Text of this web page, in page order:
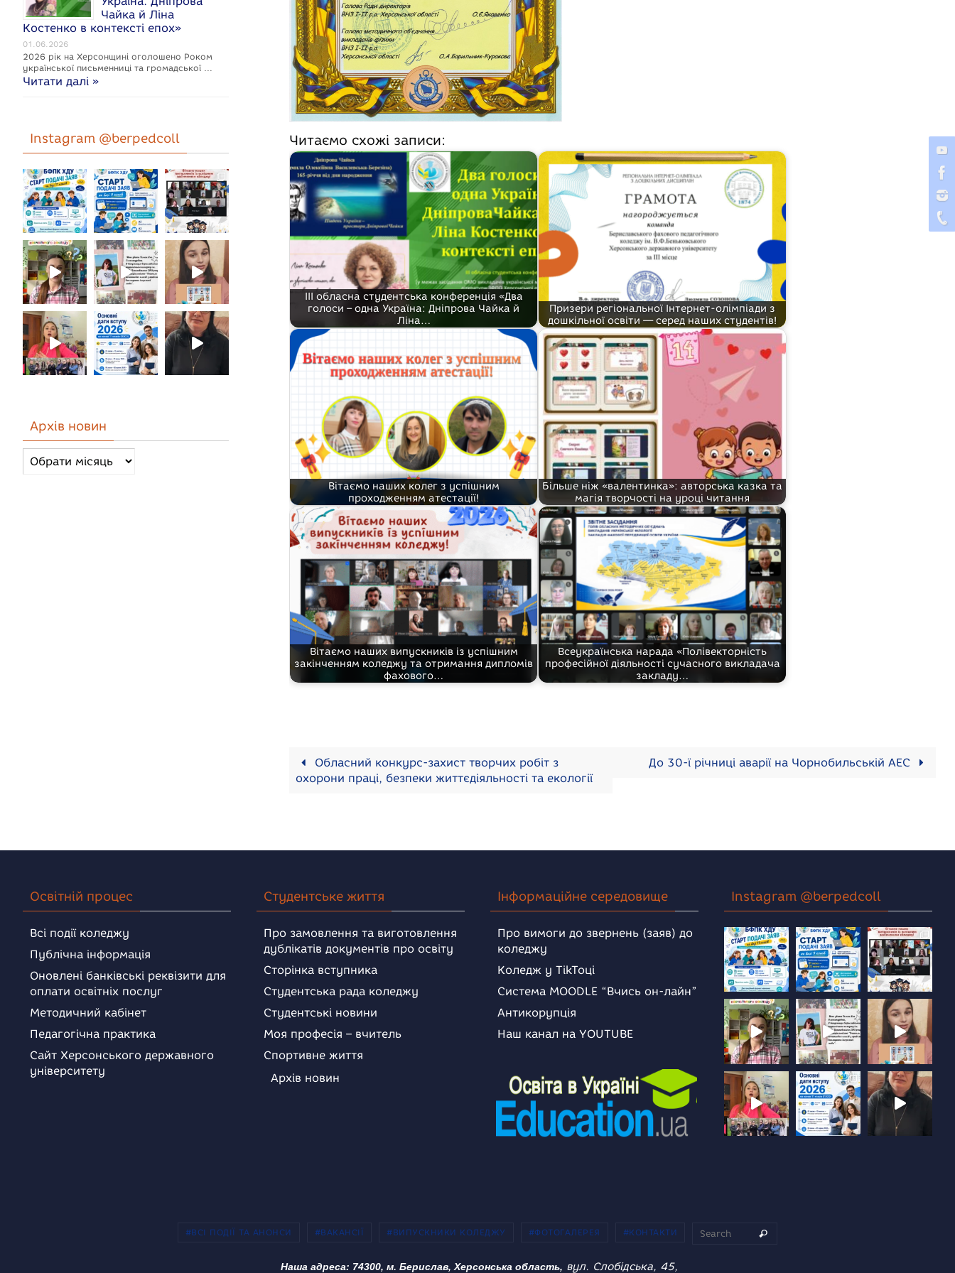
Читаємо схожі записи:
ІІІ обласна студентська конференція «Два
голоси – одна Україна: Дніпрова Чайка й
Ліна…
Призери регіональної Інтернет-олімпіади з
дошкільної освіти — серед наших студентів!
Вітаємо наших колег з успішним
проходженням атестації!
Більше ніж «валентинка»: авторська казка та
магія творчості на уроці читання
Вітаємо наших випускників із успішним
закінченням коледжу та отримання дипломів
фахового…
Всеукраїнська нарада «Полівекторність
професійної діяльності сучасного викладача
закладу…
Обласний конкурс-захист творчих робіт з
охорони праці, безпеки життєдіяльності та екології
До 30-ї річниці аварії на Чорнобильській АЕС
Чайка й Ліна
Костенко в контексті епох»
01.06.2026
2026 рік на Херсонщині оголошено Роком
укpaїнcької письменниці та громадської …
Читати далі »
Instagram @berpedcoll
Архів новин
Архів
новин
Освітній процес
Всі події коледжу
Публічна інформація
Оновлені банківські реквізити для
оплати освітніх послуг
Методичний кабінет
Педагогічна практика
Сайт Херсонського державного
університету
Студентське життя
Про замовлення та виготовлення
дублікатів документів про освіту
Сторінка вступника
Студентська рада коледжу
Студентські новини
Моя професія – вчитель
Спортивне життя
Архів новин
Інформаційне середовище
Про вимоги до звернень (заяв) до
коледжу
Коледж у TikToці
Система MOODLE “Вчись он-лайн”
Антикорупція
Наш канал на YOUTUBE
Instagram @berpedcoll
#ВСІ ПОДІЇ ТА АНОНСИ #ВАКАНСІЇ #ВИПУСКНИКИ КОЛЕДЖУ #ФОТОГАЛЕРЕЯ #КОНТАКТИ Search
Наша адреса: 74300, м. Берислав, Херсонська область, вул. Слобідська, 45,